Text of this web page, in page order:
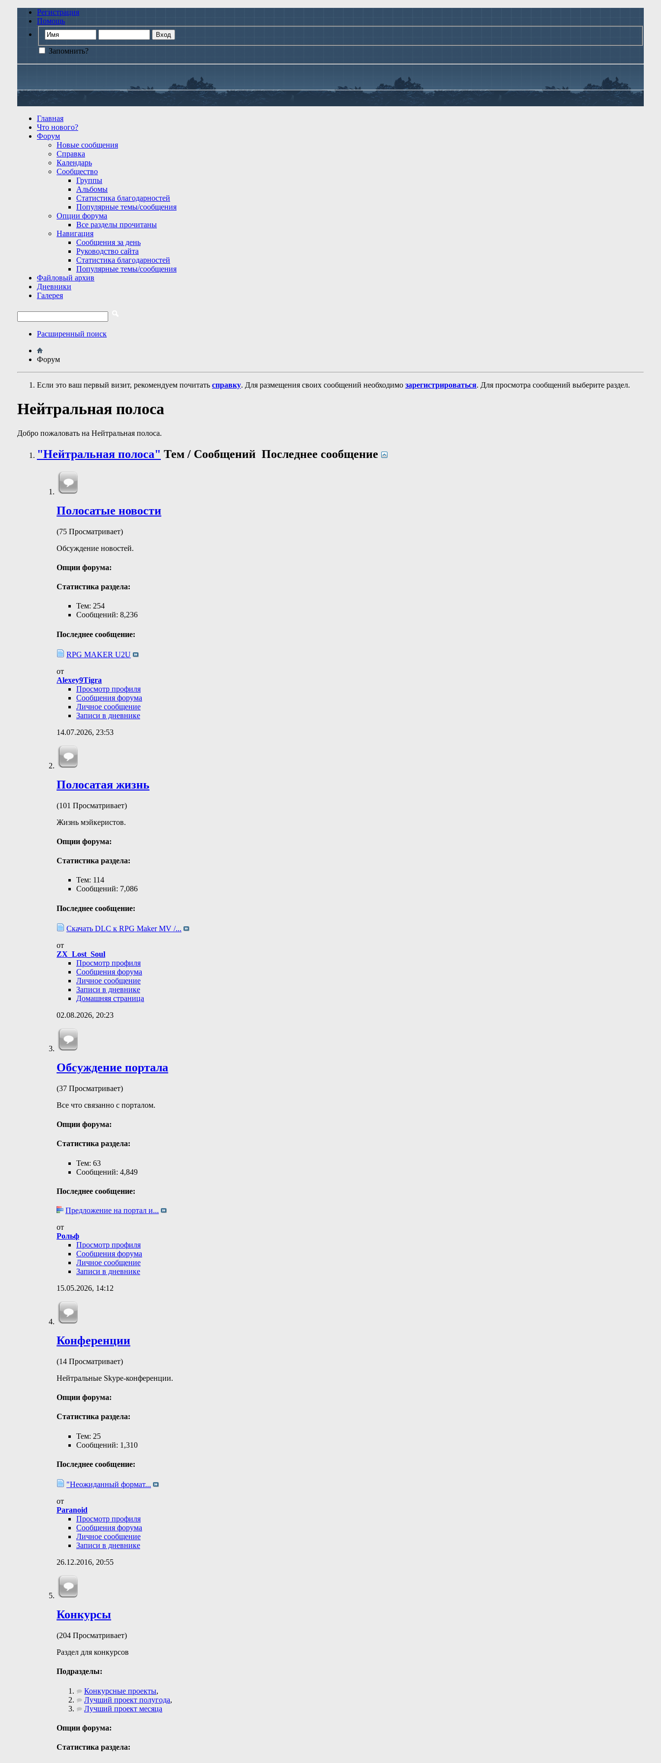
Регистрация
Помощь
Запомнить?
Главная
Что нового?
Форум
Новые сообщения
Справка
Календарь
Сообщество
Группы
Альбомы
Статистика благодарностей
Популярные темы/сообщения
Опции форума
Все разделы прочитаны
Навигация
Сообщения за день
Руководство сайта
Статистика благодарностей
Популярные темы/сообщения
Файловый архив
Дневники
Галерея
Расширенный поиск
Форум
Если это ваш первый визит, рекомендуем почитать справку. Для размещения своих сообщений необходимо зарегистрироваться. Для просмотра сообщений выберите раздел.
Нейтральная полоса
Добро пожаловать на Нейтральная полоса.
"Нейтральная полоса" Тем / Сообщений Последнее сообщение
Полосатые новости
(75 Просматривает)
Обсуждение новостей.
Опции форума:
Статистика раздела:
Тем: 254
Сообщений: 8,236
Последнее сообщение:
RPG MAKER U2U
от
Alexey9Tigra
Просмотр профиля
Сообщения форума
Личное сообщение
Записи в дневнике
14.07.2026, 23:53
Полосатая жизнь
(101 Просматривает)
Жизнь мэйкеристов.
Опции форума:
Статистика раздела:
Тем: 114
Сообщений: 7,086
Последнее сообщение:
Скачать DLC к RPG Maker MV /...
от
ZX_Lost_Soul
Просмотр профиля
Сообщения форума
Личное сообщение
Записи в дневнике
Домашняя страница
02.08.2026, 20:23
Обсуждение портала
(37 Просматривает)
Все что связанно с порталом.
Опции форума:
Статистика раздела:
Тем: 63
Сообщений: 4,849
Последнее сообщение:
Предложение на портал и...
от
Рольф
Просмотр профиля
Сообщения форума
Личное сообщение
Записи в дневнике
15.05.2026, 14:12
Конференции
(14 Просматривает)
Нейтральные Skype-конференции.
Опции форума:
Статистика раздела:
Тем: 25
Сообщений: 1,310
Последнее сообщение:
"Неожиданный формат...
от
Paranoid
Просмотр профиля
Сообщения форума
Личное сообщение
Записи в дневнике
26.12.2016, 20:55
Конкурсы
(204 Просматривает)
Раздел для конкурсов
Подразделы:
Конкурсные проекты,
Лучший проект полугода,
Лучший проект месяца
Опции форума:
Статистика раздела: